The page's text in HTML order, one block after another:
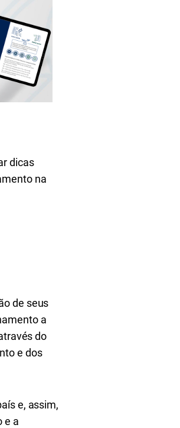
dicas
na
de seus
a
do
e dos
e, assim,
e a